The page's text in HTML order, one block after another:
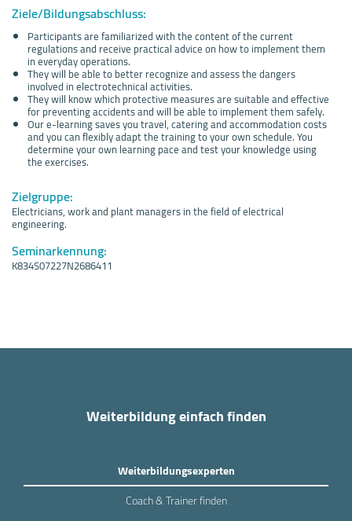
Ziele/Bildungsabschluss:
Participants are familiarized with the content of the current
regulations and receive practical advice on how to implement them
in everyday operations.
They will be able to better recognize and assess the dangers
involved in electrotechnical activities.
They will know which protective measures are suitable and effective
for preventing accidents and will be able to implement them safely.
Our e-learning saves you travel, catering and accommodation costs
and you can flexibly adapt the training to your own schedule. You
determine your own learning pace and test your knowledge using
the exercises.
Zielgruppe:
Electricians, work and plant managers in the field of electrical
engineering.
Seminarkennung:
K834S07227N2686411
Weiterbildung einfach finden
Weiterbildungsexperten
Coach & Trainer finden